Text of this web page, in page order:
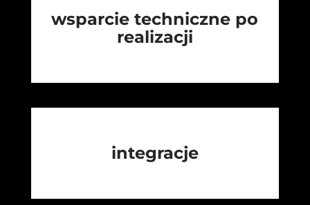
wsparcie techniczne po
realizacji
integracje